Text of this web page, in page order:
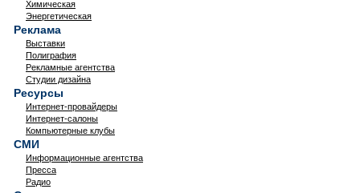
Химическая
Энергетическая
Реклама
Выставки
Полиграфия
Рекламные агентства
Студии дизайна
Ресурсы
Интернет-провайдеры
Интернет-салоны
Компьютерные клубы
СМИ
Информационные агентства
Пресса
Радио